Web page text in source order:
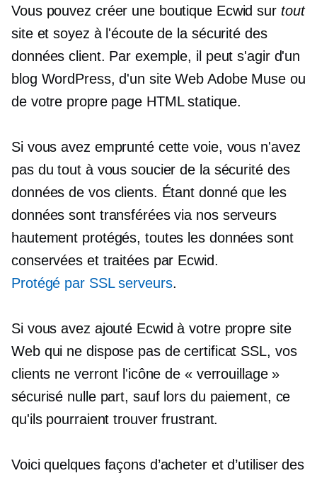
Vous pouvez créer une boutique Ecwid sur tout
site et soyez à l'écoute de la sécurité des
données client. Par exemple, il peut s'agir d'un
blog WordPress, d'un site Web Adobe Muse ou
de votre propre page HTML statique.
Si vous avez emprunté cette voie, vous n'avez
pas du tout à vous soucier de la sécurité des
données de vos clients. Étant donné que les
données sont transférées via nos serveurs
hautement protégés, toutes les données sont
conservées et traitées par Ecwid.
Protégé par SSLserveurs.
Si vous avez ajouté Ecwid à votre propre site
Web qui ne dispose pas de certificat SSL, vos
clients ne verront l'icône de « verrouillage »
sécurisé nulle part, sauf lors du paiement, ce
qu'ils pourraient trouver frustrant.
Voici quelques façons d’acheter et d’utiliser des